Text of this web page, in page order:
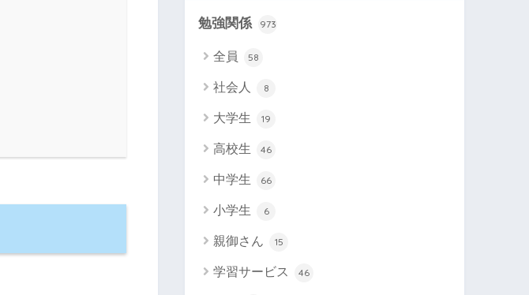
勉強関係 973
全員 58
社会人 8
大学生 19
高校生 46
中学生 66
小学生 6
親御さん 15
学習サービス 46